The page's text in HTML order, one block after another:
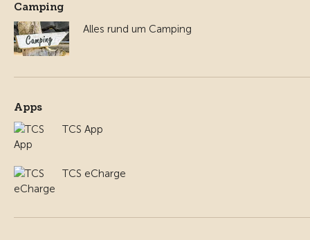
Camping
Alles rund um Camping
Apps
TCS App
TCS eCharge